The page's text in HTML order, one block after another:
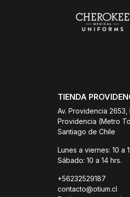
TIENDA
Av. Providencia 2653,
Providencia (Metro
Santiago de Chile
Lunes a viernes: 10 a
Sábado: 10 a 14 hrs.
+56232529187
contacto@otium.cl